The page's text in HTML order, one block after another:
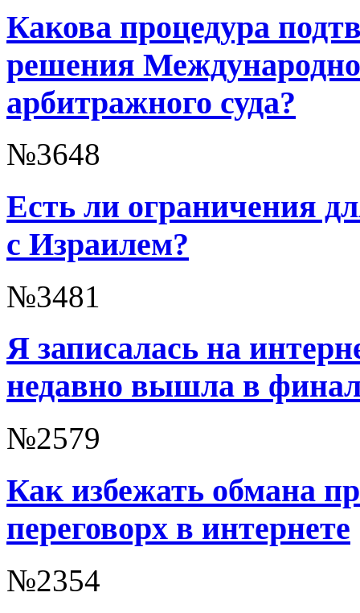
Какова процедура
решения
арбитражного суда?
№3648
Есть ли ограничения
с Израилем?
№3481
Я записалась на
недавно вышла в
№2579
Как избежать обмана
переговорх в интернете
№2354